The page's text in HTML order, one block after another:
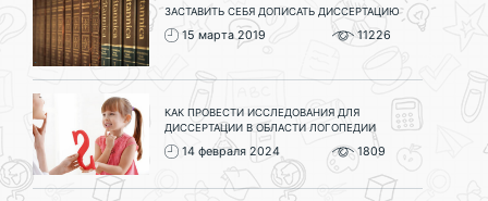
ЗАСТАВИТЬ СЕБЯ ДОПИСАТЬ ДИССЕРТАЦИЮ
15 марта 2019 11226
КАК ПРОВЕСТИ ИССЛЕДОВАНИЯ ДЛЯ
ДИССЕРТАЦИИ В ОБЛАСТИ ЛОГОПЕДИИ
14 февраля 2024 1809